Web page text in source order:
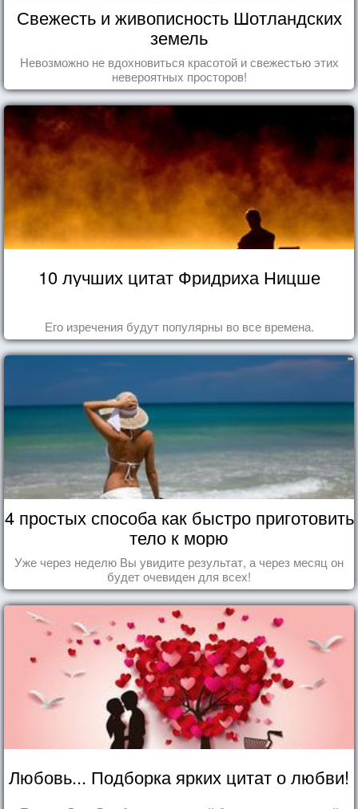
Свежесть и живописность Шотландских
земель
Невозможно не вдохновиться красотой и свежестью этих
невероятных просторов!
10 лучших цитат Фридриха Ницше
Его изречения будут популярны во все времена.
4 простых способа как быстро приготовить
тело к морю
Уже через неделю Вы увидите результат, а через месяц он
будет очевиден для всех!
Любовь... Подборка ярких цитат о любви!